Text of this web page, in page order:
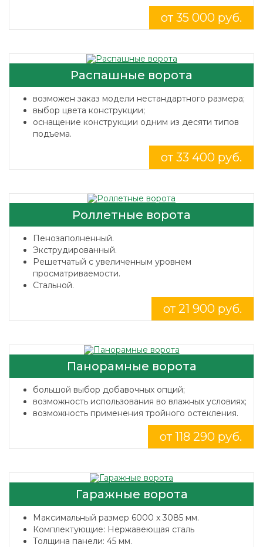
от 35 000 руб.
Распашные ворота
возможен заказ модели нестандартного размера;
выбор цвета конструкции;
оснащение конструкции одним из десяти типов
подъема.
от 33 400 руб.
Роллетные ворота
Пенозаполненный.
Экструдированный.
Решетчатый с увеличенным уровнем
просматриваемости.
Стальной.
от 21 900 руб.
Панорамные ворота
большой выбор добавочных опций;
возможность использования во влажных условиях;
возможность применения тройного остекления.
от 118 290 руб.
Гаражные ворота
Максимальный размер 6000 x 3085 мм.
Комплектующие: Нержавеющая сталь
Толщина панели: 45 мм.